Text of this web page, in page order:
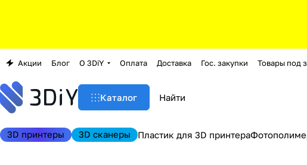
Акции Блог О 3DiY Оплата Доставка Гос. закупки Товары под
Каталог
3D принтеры 3D сканеры Пластик для 3D принтера